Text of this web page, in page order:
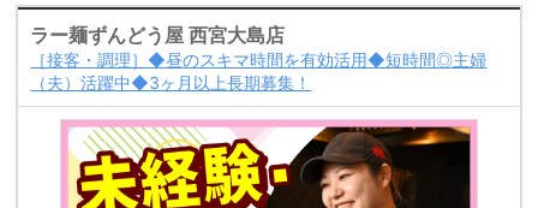
ラー麺ずんどう屋 西宮大島店
［接客・調理］◆昼のスキマ時間を有効活用◆短時間◎主婦
（夫）活躍中◆3ヶ月以上長期募集！